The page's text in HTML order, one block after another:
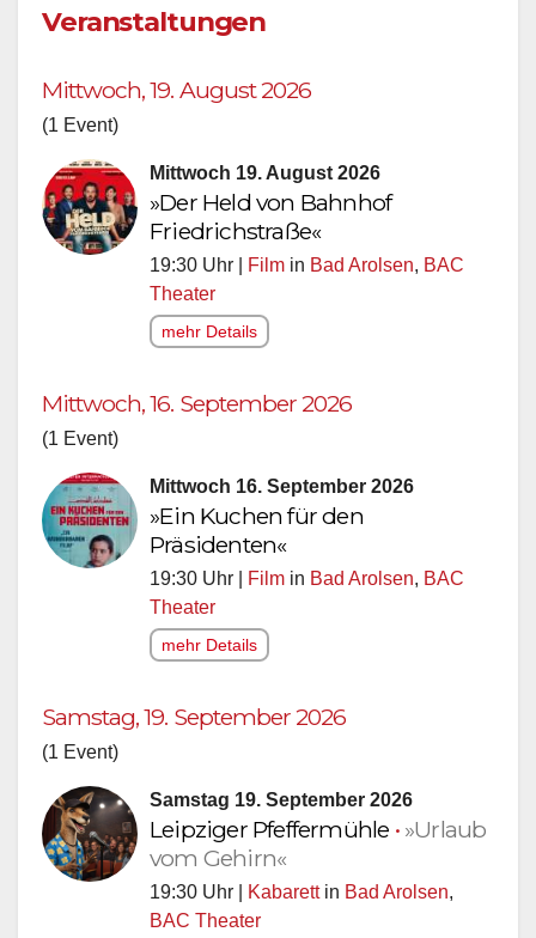
Veranstaltungen
Mittwoch, 19. August 2026
(1 Event)
Mittwoch 19. August 2026
»Der Held von Bahnhof
Friedrichstraße«
19:30 Uhr | Film in Bad Arolsen, BAC
Theater
mehr Details
Mittwoch, 16. September 2026
(1 Event)
Mittwoch 16. September 2026
»Ein Kuchen für den
Präsidenten«
19:30 Uhr | Film in Bad Arolsen, BAC
Theater
mehr Details
Samstag, 19. September 2026
(1 Event)
Samstag 19. September 2026
Leipziger Pfeffermühle • »Urlaub
vom Gehirn«
19:30 Uhr | Kabarettin Bad Arolsen,
BAC Theater